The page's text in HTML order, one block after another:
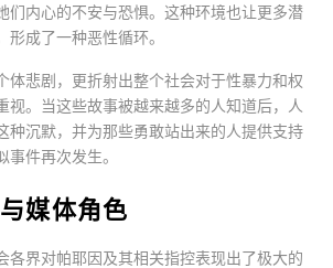
们内心的不安与恐惧。这种环境也让更多潜
成了一种恶性循环。
体悲剧，更折射出整个社会对于性暴力和权
视。当这些故事被越来越多的人知道后，人
种沉默，并为那些勇敢站出来的人提供支持
件再次发生。
媒体角色
各界对帕耶因及其相关指控表现出了极大的